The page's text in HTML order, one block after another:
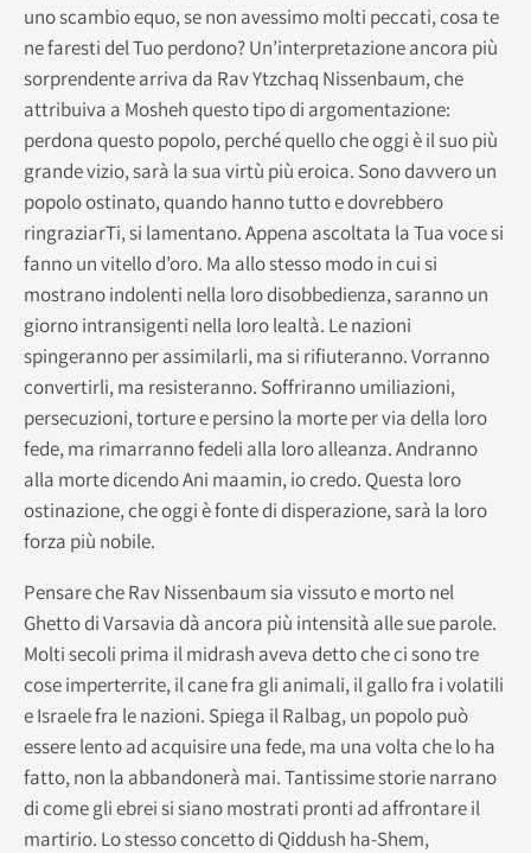
uno scambio equo, se non avessimo molti peccati, cosa te
ne faresti del Tuo perdono? Un’interpretazione ancora più
sorprendente arriva da Rav Ytzchaq Nissenbaum, che
attribuiva a Mosheh questo tipo di argomentazione:
perdona questo popolo, perché quello che oggi è il suo più
grande vizio, sarà la sua virtù più eroica. Sono davvero un
popolo ostinato, quando hanno tutto e dovrebbero
ringraziarTi, si lamentano. Appena ascoltata la Tua voce si
fanno un vitello d’oro. Ma allo stesso modo in cui si
mostrano indolenti nella loro disobbedienza, saranno un
giorno intransigenti nella loro lealtà. Le nazioni
spingeranno per assimilarli, ma si rifiuteranno. Vorranno
convertirli, ma resisteranno. Soffriranno umiliazioni,
persecuzioni, torture e persino la morte per via della loro
fede, ma rimarranno fedeli alla loro alleanza. Andranno
alla morte dicendo Ani maamin, io credo. Questa loro
ostinazione, che oggi è fonte di disperazione, sarà la loro
forza più nobile.
Pensare che Rav Nissenbaum sia vissuto e morto nel
Ghetto di Varsavia dà ancora più intensità alle sue parole.
Molti secoli prima il midrash aveva detto che ci sono tre
cose imperterrite, il cane fra gli animali, il gallo fra i volatili
e Israele fra le nazioni. Spiega il Ralbag, un popolo può
essere lento ad acquisire una fede, ma una volta che lo ha
fatto, non la abbandonerà mai. Tantissime storie narrano
di come gli ebrei si siano mostrati pronti ad affrontare il
martirio. Lo stesso concetto di Qiddush ha-Shem,